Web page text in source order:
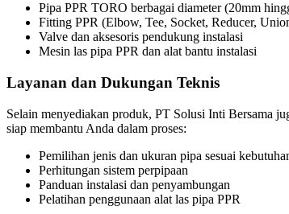
Pipa PPR TORO berbagai diameter (20mm
Fitting PPR (Elbow, Tee, Socket, Reducer,
Valve dan aksesoris pendukung instalasi
Mesin las pipa PPR dan alat bantu instalasi
Layanan dan Dukungan Teknis
Selain menyediakan produk, PT Solusi Inti Bersama
siap membantu Anda dalam proses:
Pemilihan jenis dan ukuran pipa sesuai
Perhitungan sistem perpipaan
Panduan instalasi dan penyambungan
Pelatihan penggunaan alat las pipa PPR